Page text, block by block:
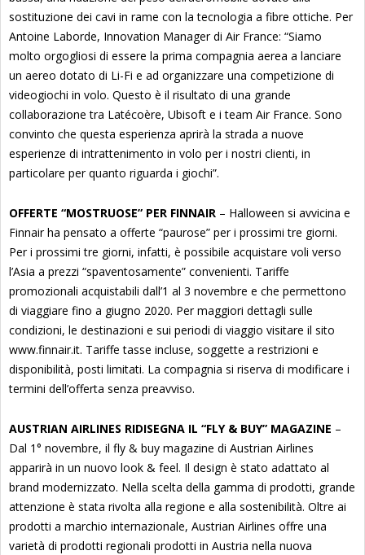
sostituzione dei cavi in rame con la tecnologia a fibre ottiche. Per
Antoine Laborde, Innovation Manager di Air France: “Siamo
molto orgogliosi di essere la prima compagnia aerea a lanciare
un aereo dotato di Li-Fi e ad organizzare una competizione di
videogiochi in volo. Questo è il risultato di una grande
collaborazione tra Latécoère, Ubisoft e i team Air France. Sono
convinto che questa esperienza aprirà la strada a nuove
esperienze di intrattenimento in volo per i nostri clienti, in
particolare per quanto riguarda i giochi”.
OFFERTE “MOSTRUOSE” PER FINNAIR – Halloween si avvicina e
Finnair ha pensato a offerte “paurose” per i prossimi tre giorni.
Per i prossimi tre giorni, infatti, è possibile acquistare voli verso
l’Asia a prezzi “spaventosamente” convenienti. Tariffe
promozionali acquistabili dall’1 al 3 novembre e che permettono
di viaggiare fino a giugno 2020. Per maggiori dettagli sulle
condizioni, le destinazioni e sui periodi di viaggio visitare il sito
www.finnair.it. Tariffe tasse incluse, soggette a restrizioni e
disponibilità, posti limitati. La compagnia si riserva di modificare i
termini dell’offerta senza preavviso.
AUSTRIAN AIRLINES RIDISEGNA IL “FLY & BUY” MAGAZINE –
Dal 1° novembre, il fly & buy magazine di Austrian Airlines
apparirà in un nuovo look & feel. Il design è stato adattato al
brand modernizzato. Nella scelta della gamma di prodotti, grande
attenzione è stata rivolta alla regione e alla sostenibilità. Oltre ai
prodotti a marchio internazionale, Austrian Airlines offre una
varietà di prodotti regionali prodotti in Austria nella nuova